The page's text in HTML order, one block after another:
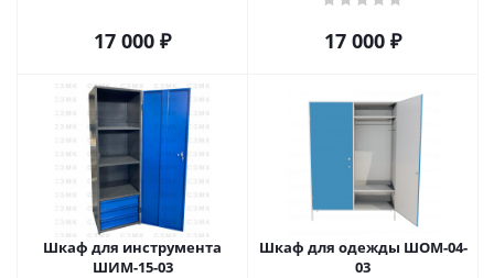
17 000 ₽ 17 000 ₽
Шкаф для инструмента
ШИМ-15-03
Шкаф для одежды ШОМ-04-
03